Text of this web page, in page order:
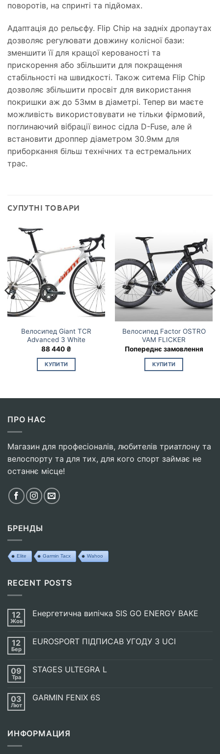
поворотів, на спринті та підйомах.
Адаптація до рельєфу. Flip Chip на задніх дропаутах
дозволяє регулювати довжину колісної бази:
зменшити її для кращої керованості та
прискорення або збільшити для покращення
стабільності на швидкості. Також ситема Flip Chip
дозволяє збільшити просвіт для використання
покришки аж до 53мм в діаметрі. Тепер ви маєте
можливість використовувати не тільки фірмовий,
поглинаючий вібрації винос сідла D-Fuse, але й
встановити дроппер діаметром 30.9мм для
приборкання більш технічних та естремальних
трас.
СУПУТНІ ТОВАРИ
Велосипед Giant TCR
Advanced 3 White
88 440 ₴
КУПИТИ
вибрати
на
сторінці
Велосипед Factor OSTRO
VAM FLICKER
Попереднє замовлення
КУПИТИ
ПРО НАС
Магазин для професіоналів, любителів триатлону та
велоспорту та для тих, для кого спорт займає не
останнє місце!
БРЕНДЫ
Elite Garmin Tacx Wahoo
RECENT POSTS
12
Жов
Енергетична випічка SIS GO ENERGY BAKE
Енергетична
ENERGY
BAKE
12
Бер
EUROSPORT ПІДПИСАВ УГОДУ З UCI
EUROSPORT
UCI
09
Тра
STAGES ULTEGRA L
STAGES
03
Лют
GARMIN FENIX 6S
FENIX
ИНФОРМАЦИЯ